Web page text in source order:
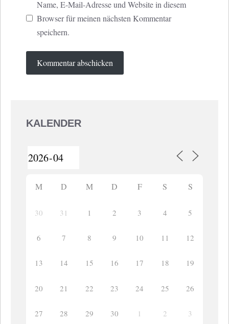
Name, E-Mail-Adresse und Website in diesem
Browser für meinen nächsten Kommentar
speichern.
KALENDER
M D M D F S S
30 31 1 2 3 4 5
6 7 8 9 10 11 12
13 14 15 16 17 18 19
20 21 22 23 24 25 26
27 28 29 30 1 2 3